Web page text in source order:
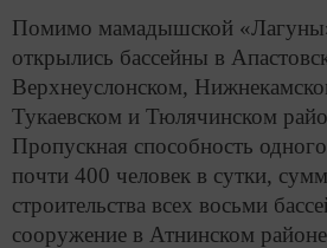
Помимо мамадышской
открылись бассейны в
Верхнеуслонском,
Тукаевском и Тюлячинском
Пропускная способность одного
почти 400 человек в сутки,
строительства всех восьми
сооружение в Атнинском